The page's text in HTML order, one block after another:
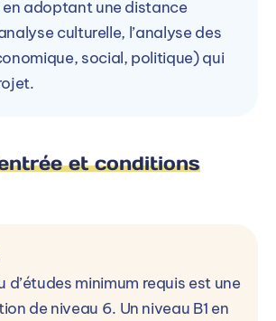
adoptant une distance
culturelle, l’analyse des
social, politique) qui
et conditions
d’études minimum requis est une
de niveau 6. Un niveau B1 en